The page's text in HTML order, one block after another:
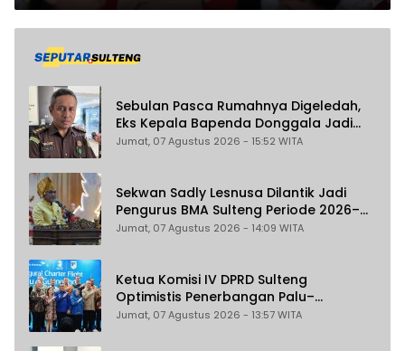
Sebulan Pasca Rumahnya Digeledah,
Eks Kepala Bapenda Donggala Jadi
Tersangka Dugaan Korupsi
Jumat, 07 Agustus 2026 - 15:52 WITA
Sekwan Sadly Lesnusa Dilantik Jadi
Pengurus BMA Sulteng Periode 2026–
2031
Jumat, 07 Agustus 2026 - 14:09 WITA
Ketua Komisi IV DPRD Sulteng
Optimistis Penerbangan Palu–
Guangzhou Dongkrak Ekspor dan
Jumat, 07 Agustus 2026 - 13:57 WITA